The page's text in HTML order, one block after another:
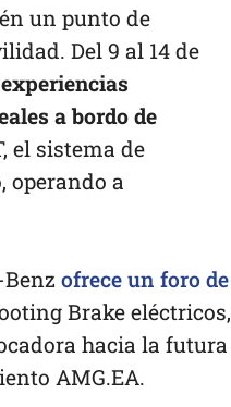
un punto de
Del 9 al 14 de
a bordo de
el sistema de
operando a
ofrece un foro de
Brake eléctricos,
hacia la futura
AMG.EA.